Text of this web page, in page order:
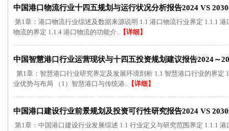
中国港口物流行业十四五规划与运行状况分析报告2024 VS
第1章：港口物流行业综述及数据来源说明 1.1 港口物流行业界定 1.1.1
物流的界定 1.1.4 港口物流的功能介.. 【详细】
中国智慧港口行业运营现状与十四五投资规划建议报告2024～
第1章：智慧港口行业研究界定及发展环境剖析 1.1 智慧港口行业的界定
业优势与布局 （1）智慧港口与传统港.. 【详细】
中国港口建设行业前景规划及投资可行性研究报告2024 VS
第1章：中国港口建设行业发展综述 1.1 行业定义与研究范围界定 1.1.1